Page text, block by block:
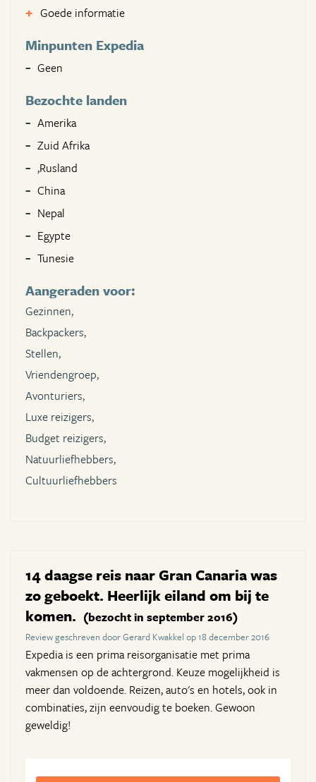
Goede informatie
Minpunten Expedia
Geen
Bezochte landen
Amerika
Zuid Afrika
,Rusland
China
Nepal
Egypte
Tunesie
Aangeraden voor:
Gezinnen,
Backpackers,
Stellen,
Vriendengroep,
Avonturiers,
Luxe reizigers,
Budget reizigers,
Natuurliefhebbers,
Cultuurliefhebbers
14 daagse reis naar Gran Canaria was
zo geboekt. Heerlijk eiland om bij te
komen. (bezocht in september 2016)
Review geschreven door Gerard Kwakkel op 18 december 2016
Expedia is een prima reisorganisatie met prima
vakmensen op de achtergrond. Keuze mogelijkheid is
meer dan voldoende. Reizen, auto's en hotels, ook in
combinaties, zijn eenvoudig te boeken. Gewoon
geweldig!